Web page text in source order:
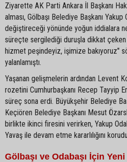
Ziyarette AK Parti Ankara İl Başkanı
alması, Gölbaşı Belediye Başkanı Yakup
değiştireceği yönünde yoğun iddialara
süreçte sergilediği duruşla dikkat çeken
hizmet peşindeyiz, işimize bakıyoruz"
yalanlamıştı.
Yaşanan gelişmelerin ardından Levent
rozetini Cumhurbaşkanı Recep Tayyip
süreç sona erdi. Büyükşehir Belediye
Keçiören Belediye Başkanı Mesut
birlikte ikinci firesini verirken, Yakup
Yavaş ile devam etme kararlılığını
Gölbaşı ve Odabaşı İçin